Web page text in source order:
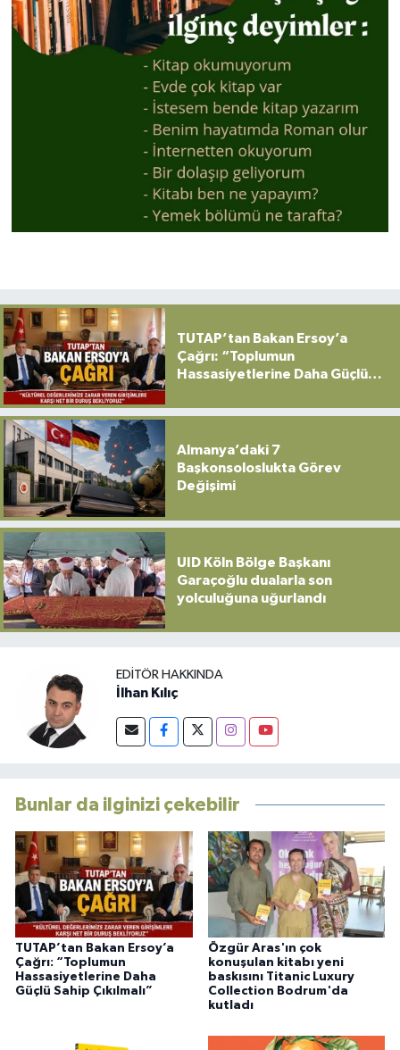
TUTAP’tan Bakan Ersoy’a
Çağrı: “Toplumun
Hassasiyetlerine Daha Güçlü
Almanya’daki 7
Başkonsoloslukta Görev
Değişimi
UID Köln Bölge Başkanı
Garaçoğlu dualarla son
yolculuğuna uğurlandı
EDITÖR HAKKINDA
İlhan Kılıç
Bunlar da ilginizi çekebilir
TUTAP’tan Bakan Ersoy’a
Çağrı: “Toplumun
Hassasiyetlerine Daha
Güçlü Sahip Çıkılmalı”
Özgür Aras'ın çok
konuşulan kitabı yeni
baskısını Titanic Luxury
Collection Bodrum'da
kutladı